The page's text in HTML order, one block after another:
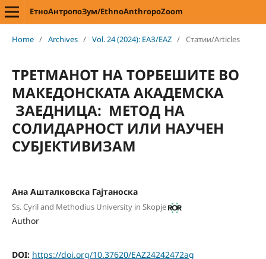
ЕтноАнтропоЗум/EthnoAnthropoZoom
Home / Archives / Vol. 24 (2024): ЕАЗ/EAZ / Статии/Articles
ТРЕТМАНОТ НА ТОРБЕШИТЕ ВО
МАКЕДОНСКАТА АКАДЕМСКА
ЗАЕДНИЦА: МЕТОД НА
СОЛИДАРНОСТ ИЛИ НАУЧЕН
СУБЈЕКТИВИЗАМ
Ана Ашталковска Гајтаноска
Ss. Cyril and Methodius University in Skopje
Author
DOI: https://doi.org/10.37620/EAZ24242472ag